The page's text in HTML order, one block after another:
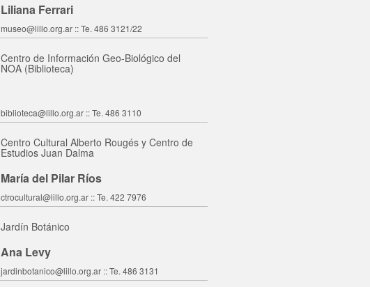
Liliana Ferrari
museo@lillo.org.ar :: Te. 486 3121/22
Centro de Información Geo-Biológico del
NOA (Biblioteca)
biblioteca@lillo.org.ar :: Te. 486 3110
Centro Cultural Alberto Rougés y Centro de
Estudios Juan Dalma
María del Pilar Ríos
ctrocultural@lillo.org.ar :: Te. 422 7976
Jardín Botánico
Ana Levy
jardinbotanico@lillo.org.ar :: Te. 486 3131